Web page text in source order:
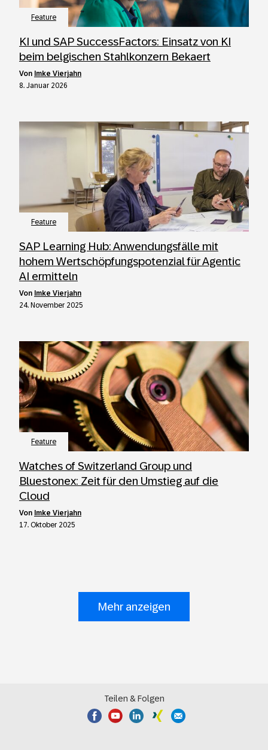
Feature
KI und SAP SuccessFactors: Einsatz von KI
beim belgischen Stahlkonzern Bekaert
von Imke Vierjahn
8. Januar 2026
Feature
SAP Learning Hub: Anwendungsfälle mit
hohem Wertschöpfungspotenzial für Agentic
AI ermitteln
von Imke Vierjahn
24. November 2025
Feature
Watches of Switzerland Group und
Bluestonex: Zeit für den Umstieg auf die
Cloud
von Imke Vierjahn
17. Oktober 2025
Mehr anzeigen
Teilen & Folgen